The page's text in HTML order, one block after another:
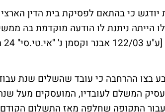
יודגש כי בהתאם לפסיקת בית הדין
הייתה ניתנת לו הודעה מוקדמת בה
בצו ההרחבה כי עובד שהשלים שנת
המשלם לעובדיו, המועסקים מעל
התקופה שחלפה מאז התשלום